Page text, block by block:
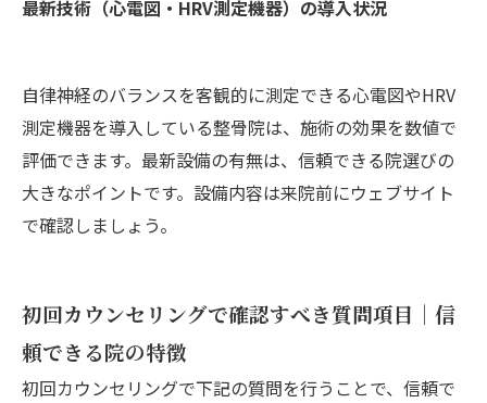
最新技術（心電図・HRV測定機器）の導入状況
自律神経のバランスを客観的に測定できる心電図やHRV
測定機器を導入している整骨院は、施術の効果を数値で
評価できます。最新設備の有無は、信頼できる院選びの
大きなポイントです。設備内容は来院前にウェブサイト
で確認しましょう。
初回カウンセリングで確認すべき質問項目｜信
頼できる院の特徴
初回カウンセリングで下記の質問を行うことで、信頼で